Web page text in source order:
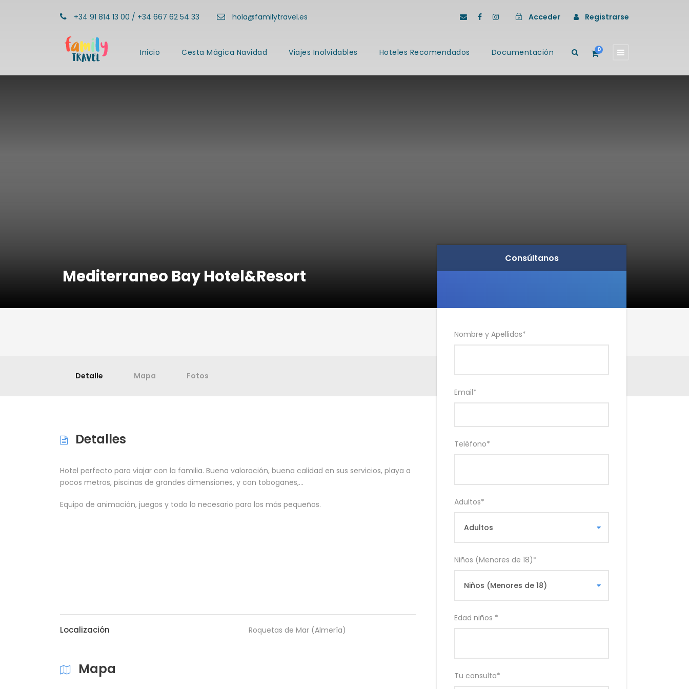
+34 91 814 13 00 / +34 667 62 54 33 hola@familytravel.es Acceder Registrarse
Inicio Cesta Mágica Navidad Viajes Inolvidables Hoteles Recomendados Documentación 0
Mediterraneo Bay Hotel&Resort
Consúltanos
Nombre y Apellidos*
Email*
Teléfono*
Adultos*
Niños (Menores de 18)*
Edad niños *
Tu consulta*
Detalle Mapa Fotos
Detalles
Hotel perfecto para viajar con la familia. Buena valoración, buena calidad en sus servicios, playa a
pocos metros, piscinas de grandes dimensiones, y con toboganes,…
Equipo de animación, juegos y todo lo necesario para los más pequeños.
Localización Roquetas de Mar (Almería)
Mapa